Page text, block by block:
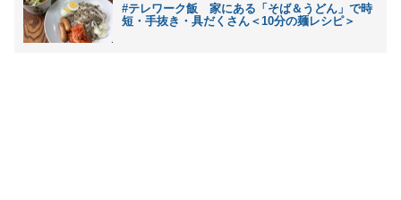
#テレワーク飯 家にある「そば＆うどん」で時
短・手抜き・具だくさん＜10分の麺レシピ＞